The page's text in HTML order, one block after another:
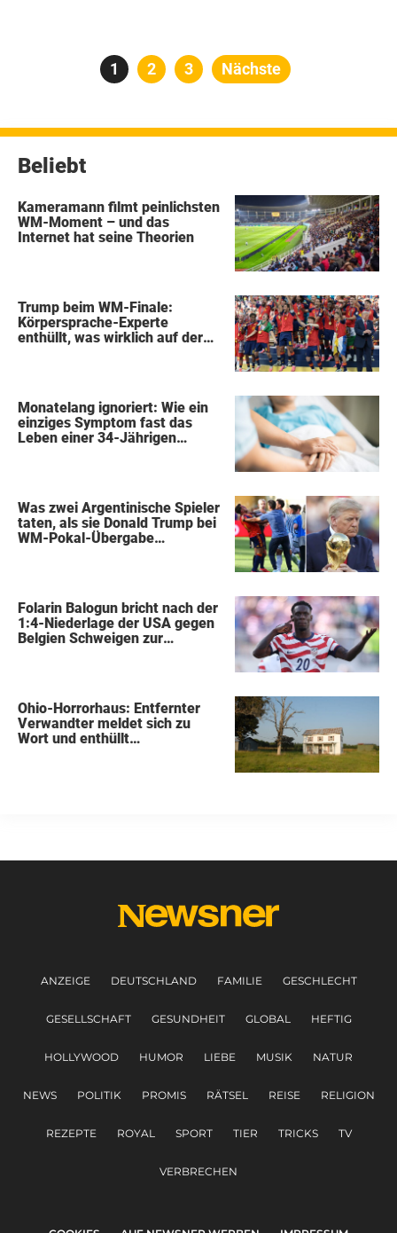
Seitennummerierung
Seite
1 Seite
2 Seite
3 Nächste
Beliebt
Kameramann filmt peinlichsten
WM-Moment – und das
Internet hat seine Theorien
Trump beim WM-Finale:
Körpersprache-Experte
enthüllt, was wirklich auf der
Monatelang ignoriert: Wie ein
einziges Symptom fast das
Leben einer 34-Jährigen
Was zwei Argentinische Spieler
taten, als sie Donald Trump bei
WM-Pokal-Übergabe
Folarin Balogun bricht nach der
1:4-Niederlage der USA gegen
Belgien Schweigen zur
Ohio-Horrorhaus: Entfernter
Verwandter meldet sich zu
Wort und enthüllt
ANZEIGE DEUTSCHLAND FAMILIE GESCHLECHT
GESELLSCHAFT GESUNDHEIT GLOBAL HEFTIG
HOLLYWOOD HUMOR LIEBE MUSIK NATUR
NEWS POLITIK PROMIS RÄTSEL REISE RELIGION
REZEPTE ROYAL SPORT TIER TRICKS TV
VERBRECHEN